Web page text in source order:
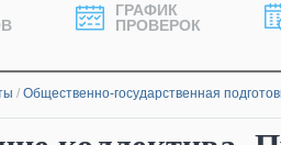
ГРАФИК
ПРОВЕРОК
/ Общественно-государственная